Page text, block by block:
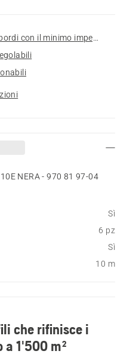
con il minimo impegno
NERA - 970 81 97‑04
Sì
6 pz
Sì
10 m
che rifinisce i
a 1'500 m²